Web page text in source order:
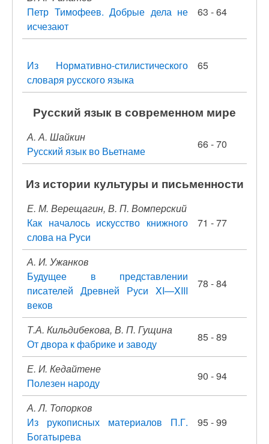
Петр Тимофеев. Добрые дела не
исчезают
63 - 64
Из Нормативно-стилистического
словаря русского языка
65
Русский язык в современном мире
А. А. Шайкин
Русский язык во Вьетнаме
66 - 70
Из истории культуры и письменности
Е. М. Верещагин, В. П. Вомперский
Как началось искусство книжного
слова на Руси
71 - 77
А. И. Ужанков
Будущее в представлении
писателей Древней Руси XI—XIII
веков
78 - 84
Т.А. Кильдибекова, В. П. Гущина
От двора к фабрике и заводу
85 - 89
Е. И. Кедайтене
Полезен народу
90 - 94
А. Л. Топорков
Из рукописных материалов П.Г.
Богатырева
95 - 99